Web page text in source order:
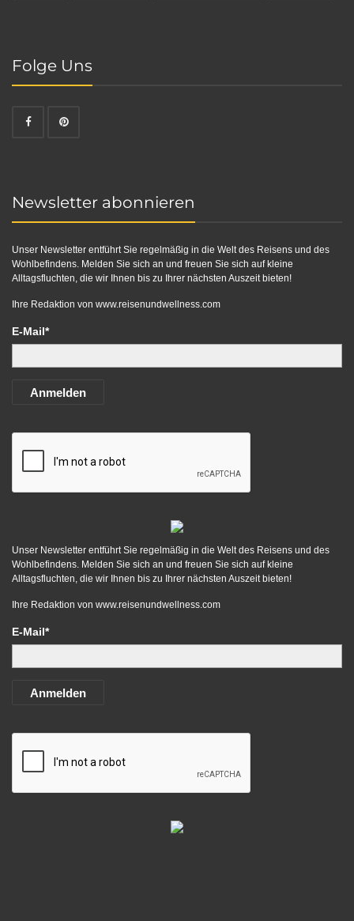
Folge Uns
Newsletter abonnieren
Unser Newsletter entführt Sie regelmäßig in die Welt des Reisens und des
Wohlbefindens. Melden Sie sich an und freuen Sie sich auf kleine
Alltagsfluchten, die wir Ihnen bis zu Ihrer nächsten Auszeit bieten!
Ihre Redaktion von www.reisenundwellness.com
E-Mail*
Anmelden
Unser Newsletter entführt Sie regelmäßig in die Welt des Reisens und des
Wohlbefindens. Melden Sie sich an und freuen Sie sich auf kleine
Alltagsfluchten, die wir Ihnen bis zu Ihrer nächsten Auszeit bieten!
Ihre Redaktion von www.reisenundwellness.com
E-Mail*
Anmelden